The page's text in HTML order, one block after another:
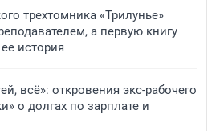
трехтомника «Трилунье»
а первую книгу
история
всё»: откровения экс-рабочего
о долгах по зарплате и